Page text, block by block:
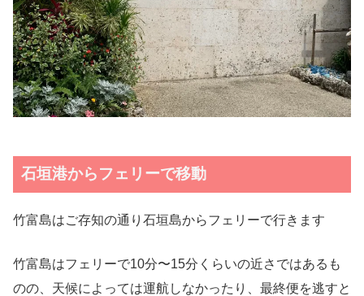
石垣港からフェリーで移動
竹富島はご存知の通り石垣島からフェリーで行きます
竹富島はフェリーで10分〜15分くらいの近さではあるも
のの、天候によっては運航しなかったり、最終便を逃すと